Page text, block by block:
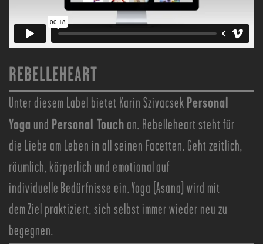
REBELLEHEART
Unter diesem Label bietet Karin Szivacsek Personal
Yoga und Personal Touch an. Rebelleheart steht für
die Liebe am Leben in all seinen Facetten. Geht zeitlich,
räumlich, körperlich und emotional auf
individuelle Bedürfnisse ein. Yoga (Asana) wird mit
dem Ziel praktiziert, sich selbst immer wieder neu zu
begegnen.